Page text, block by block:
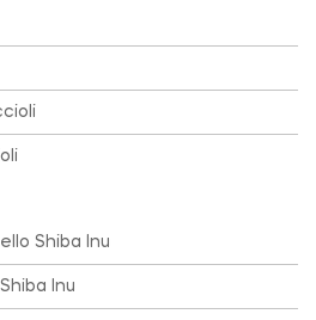
Shiba Inu
Inu